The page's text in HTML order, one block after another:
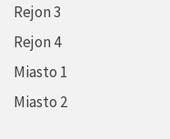
Rejon 3
Rejon 4
Miasto 1
Miasto 2